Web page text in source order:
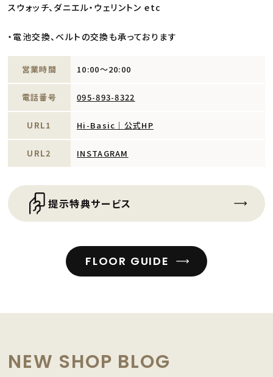
スウォッチ、ダニエル・ウェリントン etc
・電池交換、ベルトの交換も承っております
営業時間 10:00～20:00
電話番号 095-893-8322
URL1 Hi-Basic｜公式HP
URL2 INSTAGRAM
提示特典サービス
FLOOR GUIDE
NEW SHOP BLOG